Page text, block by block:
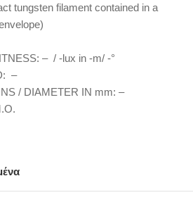
tungsten filament contained in a
– / -lux in -m/ -°
–
/ DIAMETER IN mm: –